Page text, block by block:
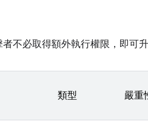
不必取得額外執行權限，即可升
類型 嚴重